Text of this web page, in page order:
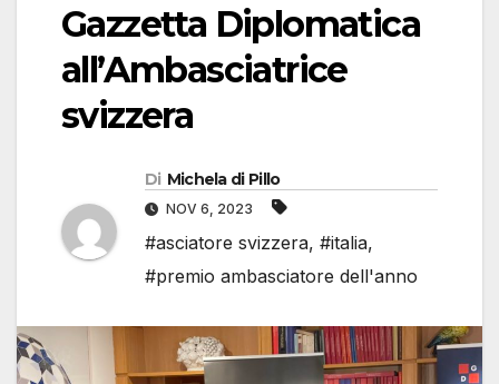
Gazzetta Diplomatica
all’Ambasciatrice
svizzera
Di Michela di Pillo
NOV 6, 2023
#asciatore svizzera, #italia,
#premio ambasciatore dell'anno